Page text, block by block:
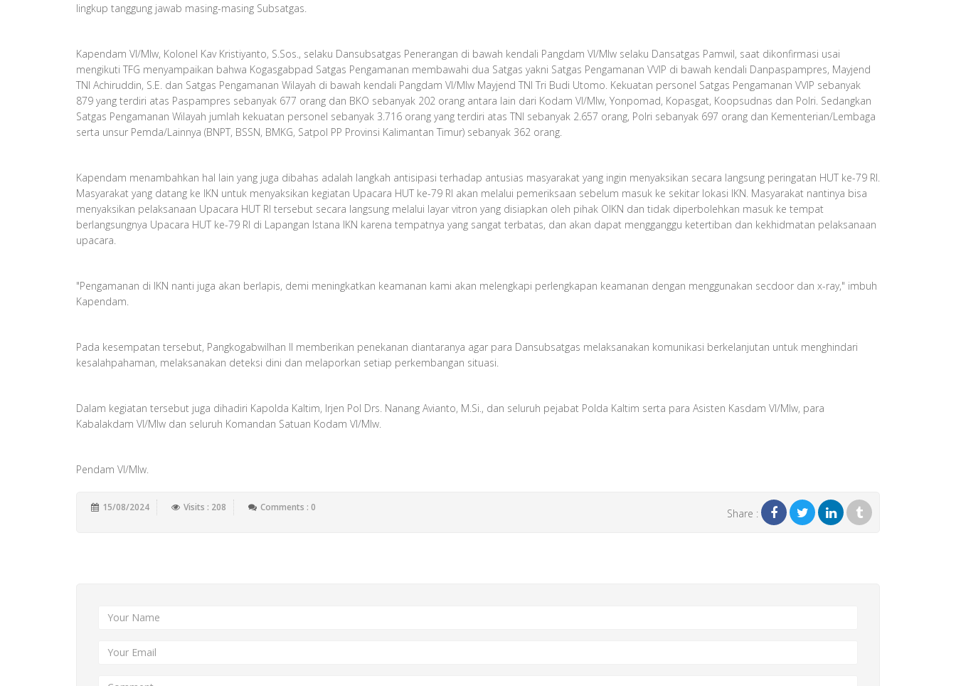
lingkup tanggung jawab masing-masing Subsatgas.
Kapendam VI/Mlw, Kolonel Kav Kristiyanto, S.Sos., selaku Dansubsatgas Penerangan di bawah kendali Pangdam VI/Mlw selaku Dansatgas Pamwil, saat dikonfirmasi usai
mengikuti TFG menyampaikan bahwa Kogasgabpad Satgas Pengamanan membawahi dua Satgas yakni Satgas Pengamanan VVIP di bawah kendali Danpaspampres, Mayjend
TNI Achiruddin, S.E. dan Satgas Pengamanan Wilayah di bawah kendali Pangdam VI/Mlw Mayjend TNI Tri Budi Utomo. Kekuatan personel Satgas Pengamanan VVIP sebanyak
879 yang terdiri atas Paspampres sebanyak 677 orang dan BKO sebanyak 202 orang antara lain dari Kodam VI/Mlw, Yonpomad, Kopasgat, Koopsudnas dan Polri. Sedangkan
Satgas Pengamanan Wilayah jumlah kekuatan personel sebanyak 3.716 orang yang terdiri atas TNI sebanyak 2.657 orang, Polri sebanyak 697 orang dan Kementerian/Lembaga
serta unsur Pemda/Lainnya (BNPT, BSSN, BMKG, Satpol PP Provinsi Kalimantan Timur) sebanyak 362 orang.
Kapendam menambahkan hal lain yang juga dibahas adalah langkah antisipasi terhadap antusias masyarakat yang ingin menyaksikan secara langsung peringatan HUT ke-79 RI.
Masyarakat yang datang ke IKN untuk menyaksikan kegiatan Upacara HUT ke-79 RI akan melalui pemeriksaan sebelum masuk ke sekitar lokasi IKN. Masyarakat nantinya bisa
menyaksikan pelaksanaan Upacara HUT RI tersebut secara langsung melalui layar vitron yang disiapkan oleh pihak OIKN dan tidak diperbolehkan masuk ke tempat
berlangsungnya Upacara HUT ke-79 RI di Lapangan Istana IKN karena tempatnya yang sangat terbatas, dan akan dapat mengganggu ketertiban dan kekhidmatan pelaksanaan
upacara.
"Pengamanan di IKN nanti juga akan berlapis, demi meningkatkan keamanan kami akan melengkapi perlengkapan keamanan dengan menggunakan secdoor dan x-ray," imbuh
Kapendam.
Pada kesempatan tersebut, Pangkogabwilhan II memberikan penekanan diantaranya agar para Dansubsatgas melaksanakan komunikasi berkelanjutan untuk menghindari
kesalahpahaman, melaksanakan deteksi dini dan melaporkan setiap perkembangan situasi.
Dalam kegiatan tersebut juga dihadiri Kapolda Kaltim, Irjen Pol Drs. Nanang Avianto, M.Si., dan seluruh pejabat Polda Kaltim serta para Asisten Kasdam VI/Mlw, para
Kabalakdam VI/Mlw dan seluruh Komandan Satuan Kodam VI/Mlw.
Pendam VI/Mlw.
15/08/2024 Visits : 208 Comments : 0 Share :